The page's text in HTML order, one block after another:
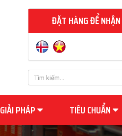
ĐẶT HÀNG ĐỂ
GIẢI PHÁP TIÊU CHUẨN